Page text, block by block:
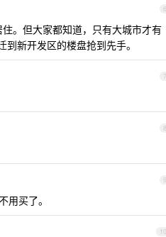
6
。但大家都知道，只有大城市才有
新开发区的楼盘抢到先手。
7
8
9
买了。
10